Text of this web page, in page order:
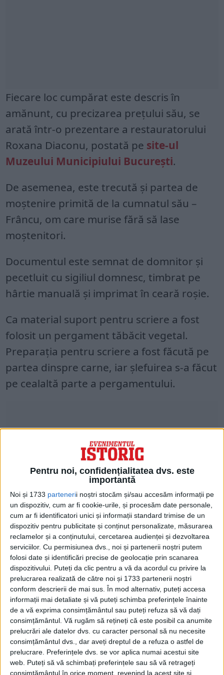
Pentru noi, confidențialitatea dvs. este
importantă
Noi și 1733 partenerii noștri stocăm și/sau accesăm informații pe
un dispozitiv, cum ar fi cookie-urile, și procesăm date personale,
cum ar fi identificatori unici și informații standard trimise de un
dispozitiv pentru publicitate și conținut personalizate, măsurarea
reclamelor și a conținutului, cercetarea audienței și dezvoltarea
serviciilor. Cu permisiunea dvs., noi și partenerii noștri putem
folosi date și identificări precise de geolocație prin scanarea
dispozitivului. Puteți da clic pentru a vă da acordul cu privire la
prelucrarea realizată de către noi și 1733 partenerii noștri
conform descrierii de mai sus. În mod alternativ, puteți accesa
informații mai detaliate și vă puteți schimba preferințele înainte
de a vă exprima consimțământul sau puteți refuza să vă dați
consimțământul. Vă rugăm să rețineți că este posibil ca anumite
prelucrări ale datelor dvs. cu caracter personal să nu necesite
consimțământul dvs., dar aveți dreptul de a refuza o astfel de
prelucrare. Preferințele dvs. se vor aplica numai acestui site
web. Puteți să vă schimbați preferințele sau să vă retrageți
consimțământul în orice moment, revenind la acest site și
Fiecare loc cumpărat este descris în
amănunt, cu precizarea prețului său, se
arată într-o prezentare a restauratorului
Roxana Diaconu, postată pe site-ul
Muzeului Municipiului Bucureşti.
De asemenea, este trecută și partea de
moștenire primită de la cumnatul său –
Frâncu, om care murise fără să lase
moștenitori.
Documentul este semnat de domnitor și
pecetluit cu sigiliul domnesc, timbrat pe
hârtie manuală și imprimat în ceară roșie.
Ca material suport pentru scriere a fost
folosit un pergament tăbăcit vegetal.
Preparația pentru scriere a fost făcută pe
partea dinspre carne, iar șlefuirea s-a făcut
pe cealaltă parte a pergamentului.
În ţara noastră s-a folosit întâi
pergamentul nordic, iar începând cu
secolul al XIV-lea în Transilvania s-au
înfiinţat primele ateliere ale căror produse
ajungeau şi în Țara Românească şi
Moldova.
Pergamentul este un material organic
care, odată cu trecerea secolelor, suferă o